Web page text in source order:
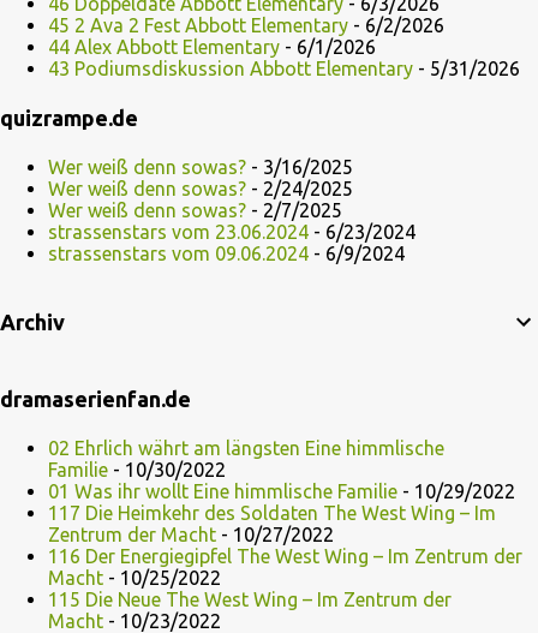
45 2 Ava 2 Fest Abbott Elementary - 6/2/2026
44 Alex Abbott Elementary - 6/1/2026
43 Podiumsdiskussion Abbott Elementary - 5/31/2026
quizrampe.de
Wer weiß denn sowas? - 3/16/2025
Wer weiß denn sowas? - 2/24/2025
Wer weiß denn sowas? - 2/7/2025
strassenstars vom 23.06.2024 - 6/23/2024
strassenstars vom 09.06.2024 - 6/9/2024
Archiv
dramaserienfan.de
02 Ehrlich währt am längsten Eine himmlische
Familie - 10/30/2022
01 Was ihr wollt Eine himmlische Familie - 10/29/2022
117 Die Heimkehr des Soldaten The West Wing – Im
Zentrum der Macht - 10/27/2022
116 Der Energiegipfel The West Wing – Im Zentrum der
Macht - 10/25/2022
115 Die Neue The West Wing – Im Zentrum der
Macht - 10/23/2022